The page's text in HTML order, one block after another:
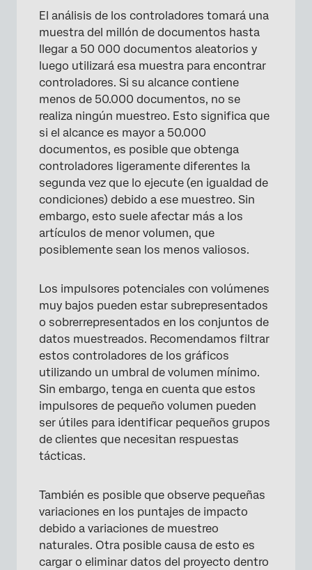
×
El análisis de los controladores tomará una
muestra del millón de documentos hasta
llegar a 50 000 documentos aleatorios y
luego utilizará esa muestra para encontrar
controladores. Si su alcance contiene
menos de 50.000 documentos, no se
realiza ningún muestreo. Esto significa que
si el alcance es mayor a 50.000
documentos, es posible que obtenga
controladores ligeramente diferentes la
segunda vez que lo ejecute (en igualdad de
condiciones) debido a ese muestreo. Sin
embargo, esto suele afectar más a los
artículos de menor volumen, que
posiblemente sean los menos valiosos.
Los impulsores potenciales con volúmenes
muy bajos pueden estar subrepresentados
o sobrerrepresentados en los conjuntos de
datos muestreados. Recomendamos filtrar
estos controladores de los gráficos
utilizando un umbral de volumen mínimo.
Sin embargo, tenga en cuenta que estos
impulsores de pequeño volumen pueden
ser útiles para identificar pequeños grupos
de clientes que necesitan respuestas
tácticas.
También es posible que observe pequeñas
variaciones en los puntajes de impacto
debido a variaciones de muestreo
naturales. Otra posible causa de esto es
cargar o eliminar datos del proyecto dentro